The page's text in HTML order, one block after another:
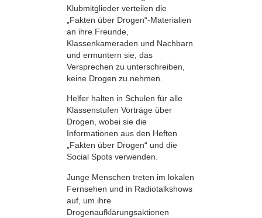
Klubmitglieder verteilen die
„Fakten über Drogen“-Materialien
an ihre Freunde,
Klassenkameraden und Nachbarn
und ermuntern sie, das
Versprechen zu unterschreiben,
keine Drogen zu nehmen.
Helfer halten in Schulen für alle
Klassenstufen Vorträge über
Drogen, wobei sie die
Informationen aus den Heften
„Fakten über Drogen“ und die
Social Spots verwenden.
Junge Menschen treten im lokalen
Fernsehen und in Radiotalkshows
auf, um ihre
Drogenaufklärungsaktionen